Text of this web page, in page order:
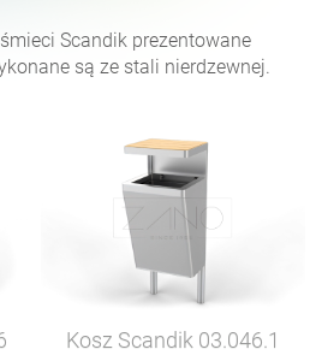
Scandik prezentowane
są ze stali nierdzewnej.
Kosz Scandik 03.046.1